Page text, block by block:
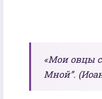
«Мои овцы
Мной”.